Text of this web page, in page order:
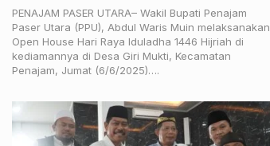
PENAJAM PASER UTARA– Wakil Bupati Penajam
Paser Utara (PPU), Abdul Waris Muin melaksanakan
Open House Hari Raya Iduladha 1446 Hijriah di
kediamannya di Desa Giri Mukti, Kecamatan
Penajam, Jumat (6/6/2025)….